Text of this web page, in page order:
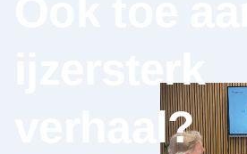
ijzersterk
verhaal?